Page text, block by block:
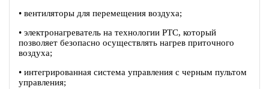
• вентиляторы для перемещения воздуха;
• электронагреватель на технологии PTC, который
позволяет безопасно осуществлять нагрев приточного
воздуха;
• интегрированная система управления с черным пультом
управления;